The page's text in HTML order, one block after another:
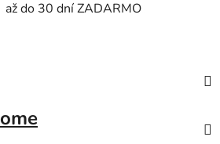
až do 30 dní ZADARMO